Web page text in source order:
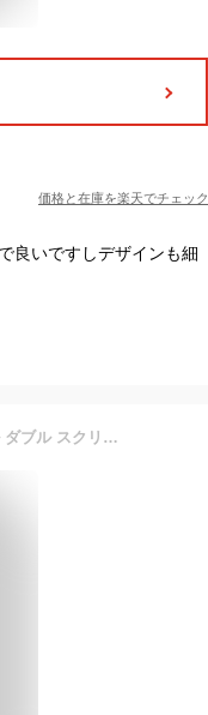
価格と在庫を楽天でチェック
良いですしデザインも細
18金 ネックレス k18 チェーン レディース メンズ シンプル ダブル スクリューチェーン 1.6mm幅 18金ネックレス k18 18k チェーンのみ つけっぱなし 普段 使い 大人 上品 やや 太め 18kネックレス チェーンネックレス だけ 38cm 40cm 45cm 50cm 60cm k18ネックレス